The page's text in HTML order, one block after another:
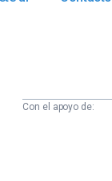
Con el apoyo de: